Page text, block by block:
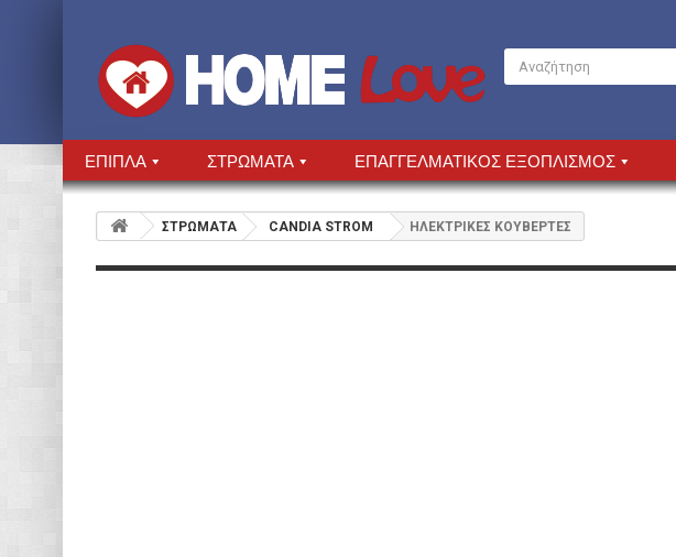
ΕΠΙΠΛΑ ΣΤΡΩΜΑΤΑ ΕΠΑΓΓΕΛΜΑΤΙΚΟΣ ΕΞΟΠΛΙΣΜΟΣ
ΣΤΡΩΜΑΤΑ CANDIA STROM ΗΛΕΚΤΡΙΚΕΣ ΚΟΥΒΕΡΤΕΣ